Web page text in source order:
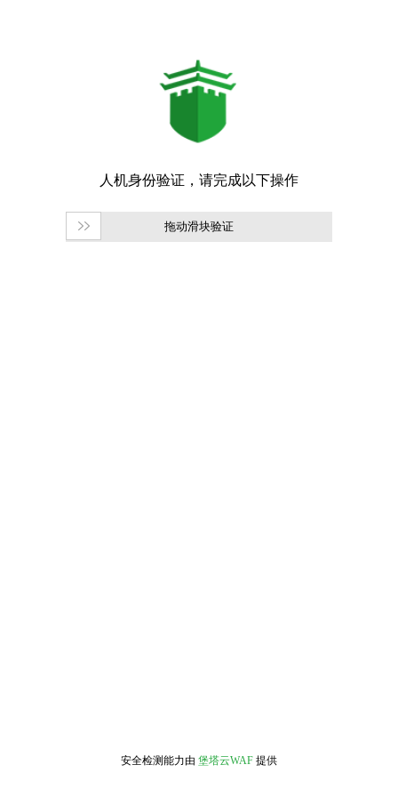
拖动滑块验证
安全检测能力由 堡塔云WAF 提供